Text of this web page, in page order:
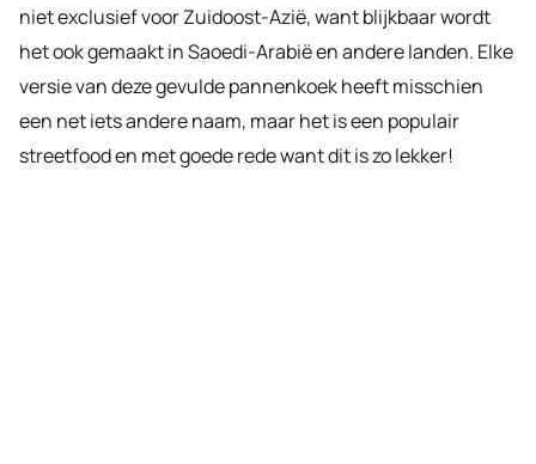
niet exclusief voor Zuidoost-Azië, want blijkbaar wordt
het ook gemaakt in Saoedi-Arabië en andere landen. Elke
versie van deze gevulde pannenkoek heeft misschien
een net iets andere naam, maar het is een populair
streetfood en met goede rede want dit is zo lekker!